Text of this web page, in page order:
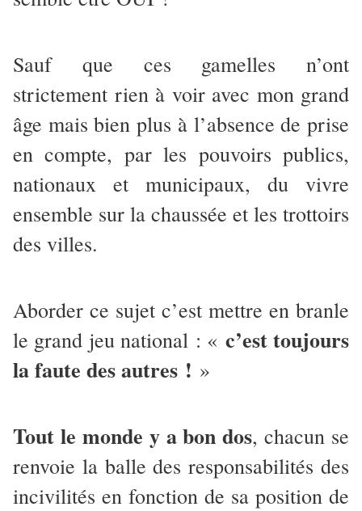
Sauf que ces gamelles n’ont
strictement rien à voir avec mon grand
âge mais bien plus à l’absence de prise
en compte, par les pouvoirs publics,
nationaux et municipaux, du vivre
ensemble sur la chaussée et les trottoirs
des villes.
Aborder ce sujet c’est mettre en branle
le grand jeu national : « c’est toujours
la faute des autres ! »
Tout le monde y a bon dos, chacun se
renvoie la balle des responsabilités des
incivilités en fonction de sa position de